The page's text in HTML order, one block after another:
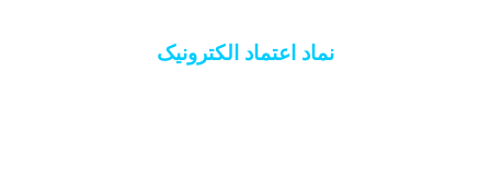
نماد اعتماد الکترونیک